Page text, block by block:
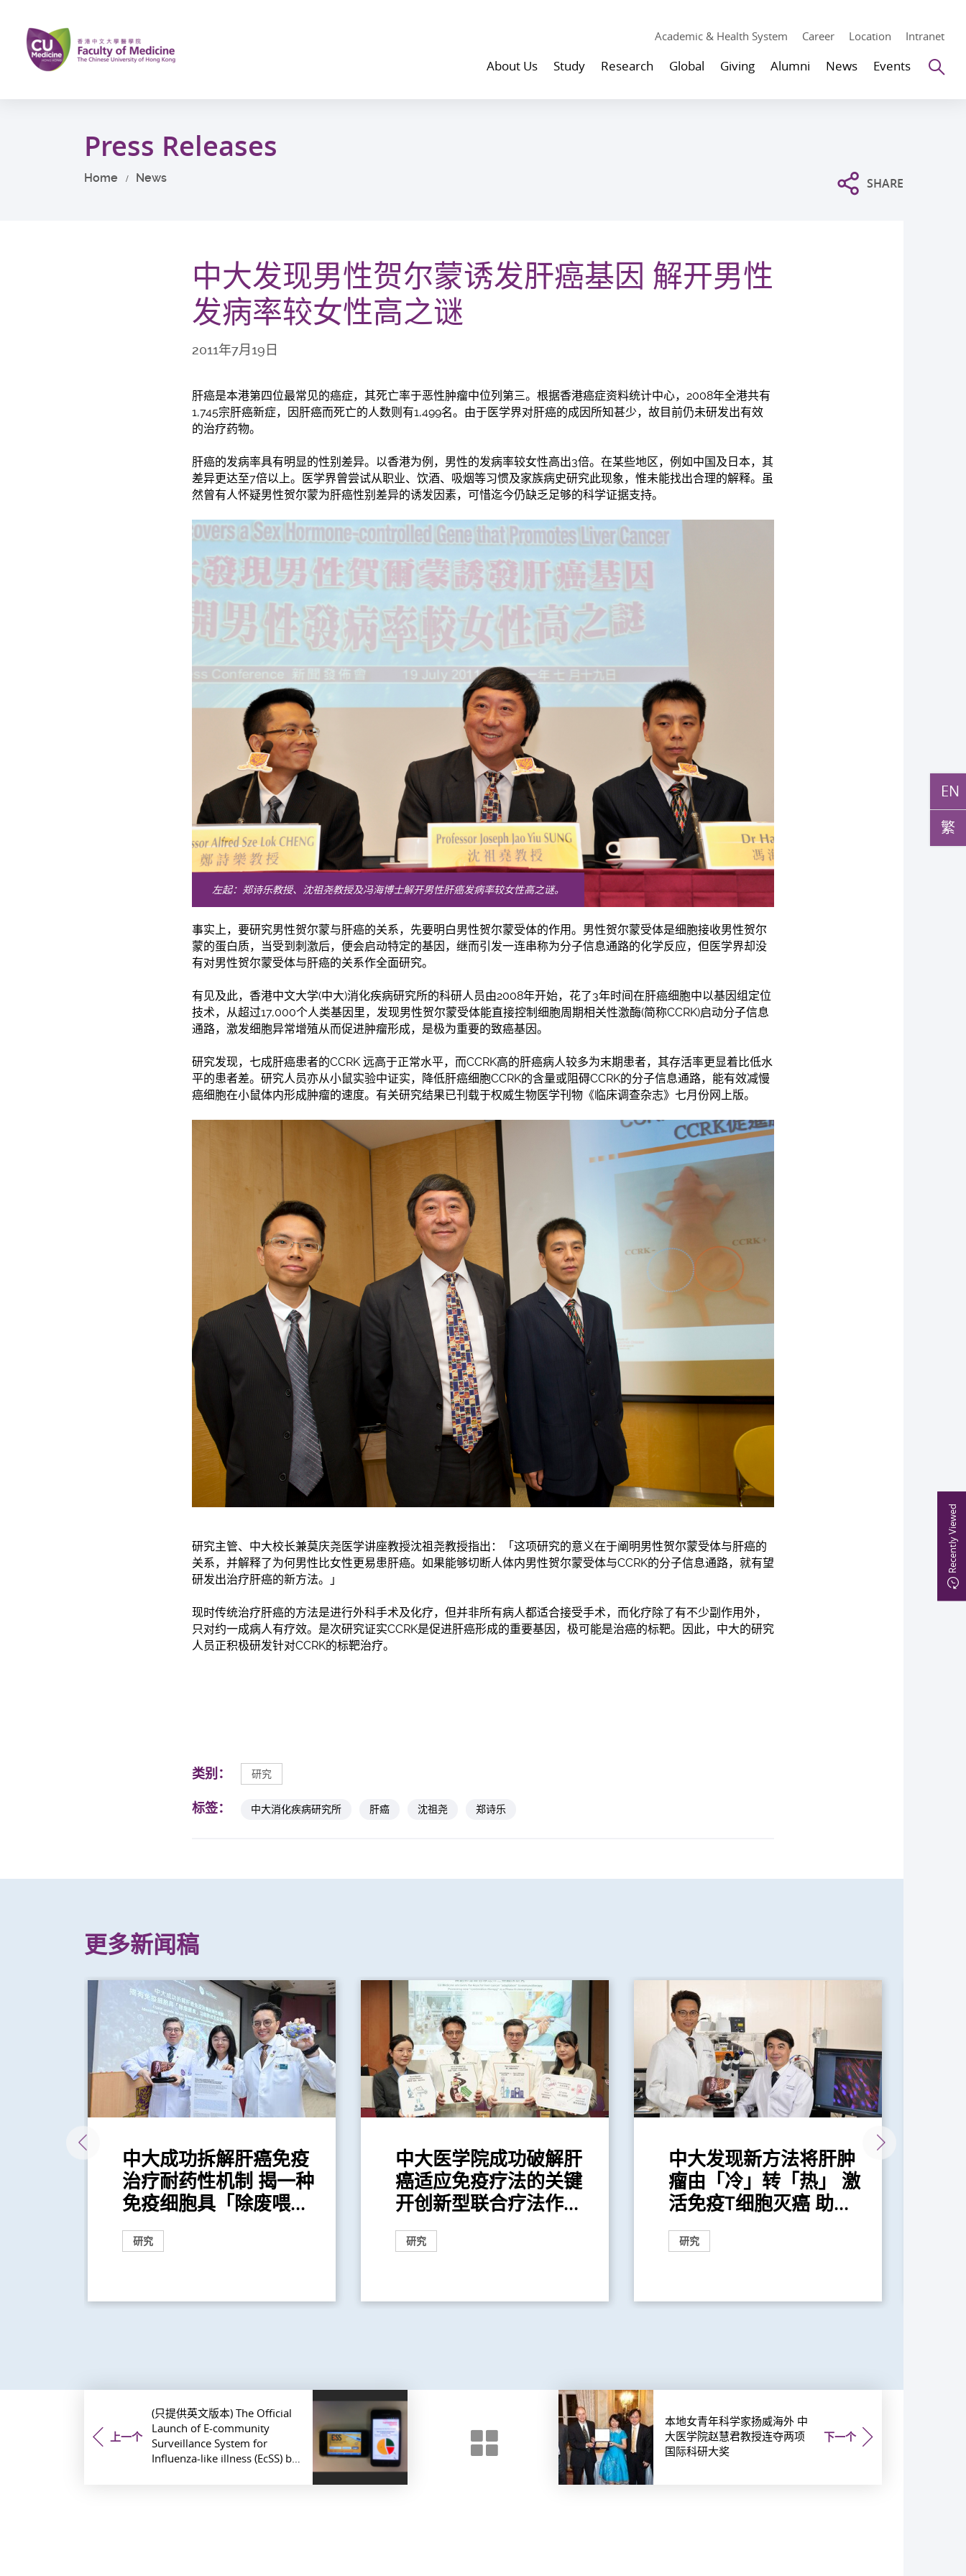
main
content
Academic & Health System Career Location Intranet
About Us Study Research Global Giving Alumni News Events
Recently Viewed
Press Releases
Home News SHARE
EN
繁
中大发现男性贺尔蒙诱发肝癌基因 解开男性
发病率较女性高之谜
2011年7月19日
肝癌是本港第四位最常见的癌症，其死亡率于恶性肿瘤中位列第三。根据香港癌症资料统计中心，2008年全港共有
1,745宗肝癌新症，因肝癌而死亡的人数则有1,499名。由于医学界对肝癌的成因所知甚少，故目前仍未研发出有效
的治疗药物。
肝癌的发病率具有明显的性别差异。以香港为例，男性的发病率较女性高出3倍。在某些地区，例如中国及日本，其
差异更达至7倍以上。医学界曾尝试从职业、饮酒、吸烟等习惯及家族病史研究此现象，惟未能找出合理的解释。虽
然曾有人怀疑男性贺尔蒙为肝癌性别差异的诱发因素，可惜迄今仍缺乏足够的科学证据支持。
左起：郑诗乐教授、沈祖尧教授及冯海博士解开男性肝癌发病率较女性高之谜。
事实上，要研究男性贺尔蒙与肝癌的关系，先要明白男性贺尔蒙受体的作用。男性贺尔蒙受体是细胞接收男性贺尔
蒙的蛋白质，当受到刺激后，便会启动特定的基因，继而引发一连串称为分子信息通路的化学反应，但医学界却没
有对男性贺尔蒙受体与肝癌的关系作全面研究。
有见及此，香港中文大学(中大)消化疾病研究所的科研人员由2008年开始，花了3年时间在肝癌细胞中以基因组定位
技术，从超过17,000个人类基因里，发现男性贺尔蒙受体能直接控制细胞周期相关性激酶(简称CCRK)启动分子信息
通路，激发细胞异常增殖从而促进肿瘤形成，是极为重要的致癌基因。
研究发现，七成肝癌患者的CCRK 远高于正常水平，而CCRK高的肝癌病人较多为末期患者，其存活率更显着比低水
平的患者差。研究人员亦从小鼠实验中证实，降低肝癌细胞CCRK的含量或阻碍CCRK的分子信息通路，能有效减慢
癌细胞在小鼠体内形成肿瘤的速度。有关研究结果已刊载于权威生物医学刊物《临床调查杂志》七月份网上版。
研究主管、中大校长兼莫庆尧医学讲座教授沈祖尧教授指出：「这项研究的意义在于阐明男性贺尔蒙受体与肝癌的
关系，并解释了为何男性比女性更易患肝癌。如果能够切断人体内男性贺尔蒙受体与CCRK的分子信息通路，就有望
研发出治疗肝癌的新方法。」
现时传统治疗肝癌的方法是进行外科手术及化疗，但并非所有病人都适合接受手术，而化疗除了有不少副作用外，
只对约一成病人有疗效。是次研究证实CCRK是促进肝癌形成的重要基因，极可能是治癌的标靶。因此，中大的研究
人员正积极研发针对CCRK的标靶治疗。
类别： 研究
标签： 中大消化疾病研究所 肝癌 沈祖尧 郑诗乐
更多新闻稿
中大成功拆解肝癌免疫
治疗耐药性机制 揭一种
免疫细胞具「除废喂...
研究
中大医学院成功破解肝
癌适应免疫疗法的关键
开创新型联合疗法作...
研究
中大发现新方法将肝肿
瘤由「冷」转「热」 激
活免疫T细胞灭癌 助...
研究
上一个
(只提供英文版本) The Official
Launch of E-community
Surveillance System for
Influenza-like illness (EcSS) by
下一个
本地女青年科学家扬威海外 中
大医学院赵慧君教授连夺两项
国际科研大奖